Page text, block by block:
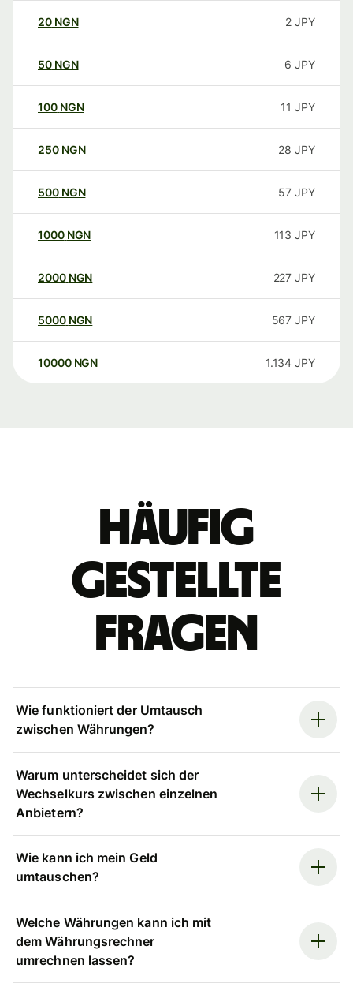
20 NGN 2 JPY
50 NGN 6 JPY
100 NGN 11 JPY
250 NGN 28 JPY
500 NGN 57 JPY
1000 NGN 113 JPY
2000 NGN 227 JPY
5000 NGN 567 JPY
10000 NGN 1.134 JPY
Häufig
gestellte
Fragen
Wie funktioniert der Umtausch
zwischen Währungen?
Warum unterscheidet sich der
Wechselkurs zwischen einzelnen
Anbietern?
Wie kann ich mein Geld
umtauschen?
Welche Währungen kann ich mit
dem Währungsrechner
umrechnen lassen?